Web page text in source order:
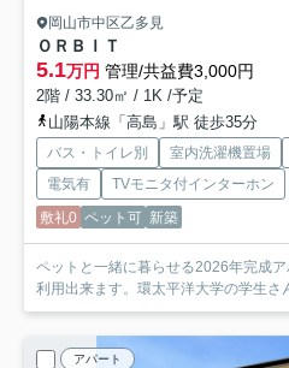
岡山市中区乙多見
ＯＲＢＩＴ
5.1万円 管理/共益費3,000円
2階 / 33.30㎡ / 1K /予定
山陽本線「高島」駅 徒歩35分
バス・トイレ別 室内洗濯機置場
電気有
TVモニタ付インターホン
敷礼0 ペット可 新築
ペットと一緒に暮らせる2026年完成
利用出来ます。環太平洋大学の学生さ
アパート